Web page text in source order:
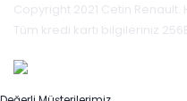
Copyright 2021 Cetin Renault.
Tüm kredi kartı bilgileriniz